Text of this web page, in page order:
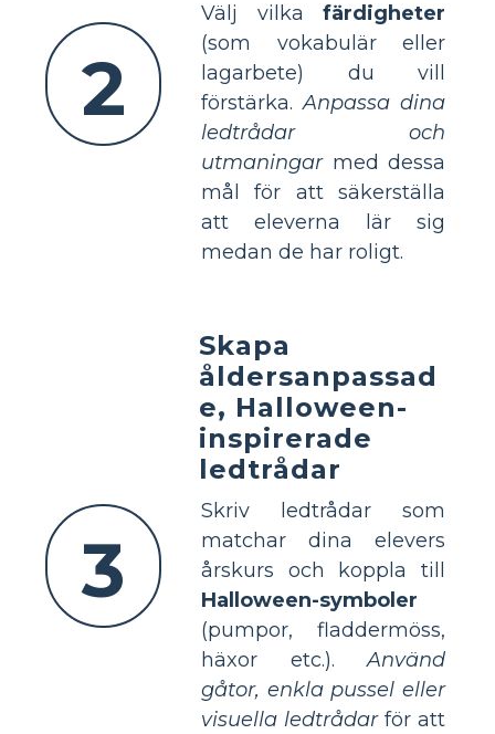
2
Välj vilka färdigheter
(som vokabulär eller
lagarbete) du vill
förstärka.Anpassa dina
ledtrådar och
utmaningarmed dessa
mål för att säkerställa
att eleverna lär sig
medan de har roligt.
3
Skapa
åldersanpassad
e, Halloween-
inspirerade
ledtrådar
Skriv ledtrådar som
matchar dina elevers
årskurs och koppla till
Halloween-symboler
(pumpor, fladdermöss,
häxor etc.).Använd
gåtor, enkla pussel eller
visuella ledtrådarför att